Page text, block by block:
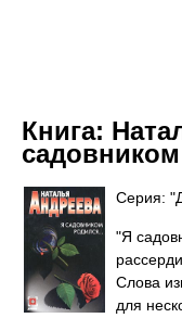
Книга:
Серия:
"Я
Слова
для